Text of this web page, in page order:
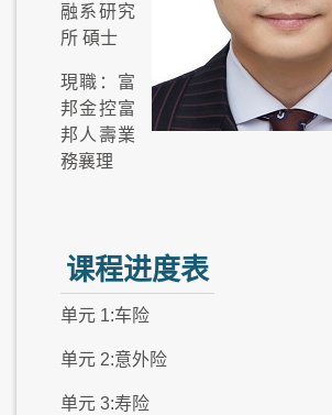
融系研究
所 碩士
現職：富
邦金控富
邦人壽業
務襄理
课程进度表
单元 1:车险
单元 2:意外险
单元 3:寿险